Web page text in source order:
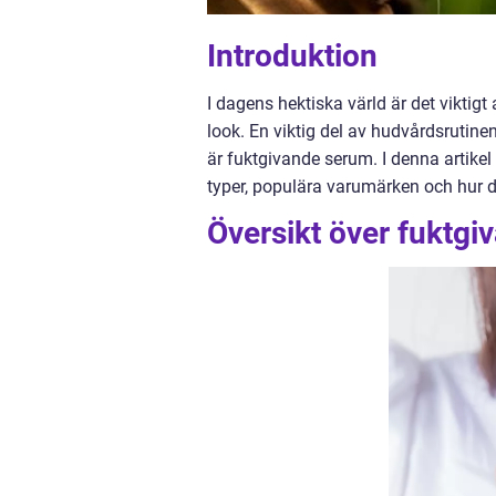
Introduktion
I dagens hektiska värld är det
look. En viktig del av
är fuktgivande serum. I denna
typer, populära varumärken och hur
Översikt över